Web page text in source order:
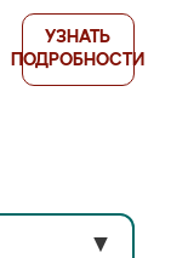
УЗНАТЬ
ПОДРОБНОСТИ
▼